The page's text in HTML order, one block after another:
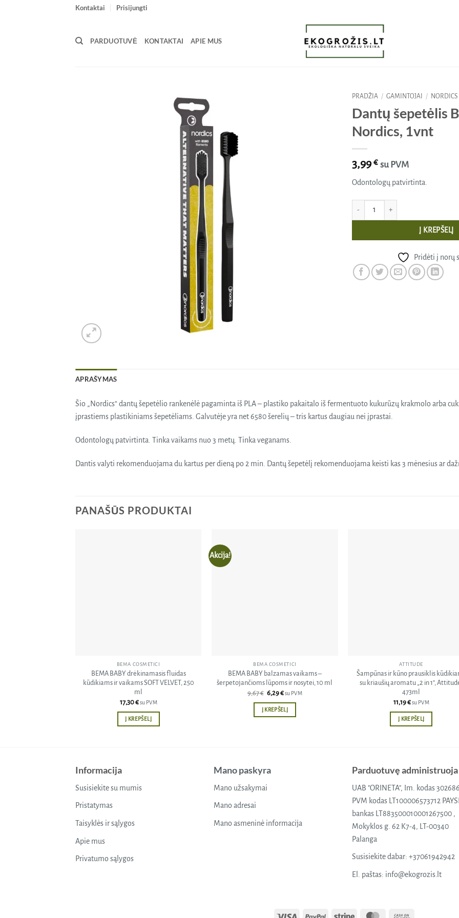
Kontaktai Prisijungti
PARDUOTUVĖ KONTAKTAI APIE MUS
PRADŽIA / GAMINTOJAI / NORDICS
Dantų šepetėlis
Nordics, 1vnt
3,99€ su PVM
Odontologų patvirtinta.
Į KREPŠELĮ
Pridėti į norų
APRAŠYMAS
Šio „Nordics“ dantų šepetėlio rankenėlė pagaminta iš PLA – plastiko pakaitalo iš fermentuoto kukurūzų krakmolo arba
įprastiems plastikiniams šepetėliams. Galvutėje yra net 6580 šerelių – tris kartus daugiau nei įprastai.
Odontologų patvirtinta. Tinka vaikams nuo 3 metų. Tinka veganams.
Dantis valyti rekomenduojama du kartus per dieną po 2 min. Dantų šepetėlį rekomenduojama keisti kas 3 mėnesius ar
PANAŠŪS PRODUKTAI
BEMA COSMETICI
BEMA BABY drėkinamasis fluidas
kūdikiams ir vaikams SOFT VELVET, 250
ml
17,30€ su PVM
Į KREPŠELĮ
Akcija!
BEMA COSMETICI
BEMA BABY balzamas vaikams –
šerpetojančioms lūpoms ir nosytei, 10 ml
9,67€ Original
was:
9,67 €.
6,29€Current
is:
6,29 €.
su PVM
Į KREPŠELĮ
ATTITUDE
Šampūnas ir kūno prausiklis
su kriaušių aromatu „2 in 1“,
473ml
11,19€ su PVM
Į KREPŠELĮ
Informacija
Susisiekite su mumis
Pristatymas
Taisyklės ir sąlygos
Apie mus
Privatumo sąlygos
Mano paskyra
Mano užsakymai
Mano adresai
Mano asmeninė informacija
Parduotuvę administruoja
UAB "ORINETA", Im. kodas
PVM kodas LT100006573712
bankas LT883500010001267500 ,
Mokyklos g. 62 K7-4, LT-00340
Palanga
Susisiekite dabar: +37061942942
El. paštas: info@ekogrozis.lt
Visa PayPal Stripe MasterCard